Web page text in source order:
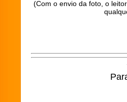
(Com o envio da foto, o